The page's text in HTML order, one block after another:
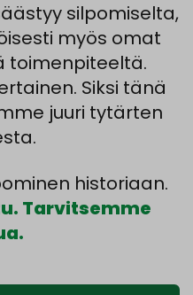
silpomiselta,
myös omat
toimenpiteeltä.
Siksi tänä
juuri tytärten
historiaan.
Tarvitsemme